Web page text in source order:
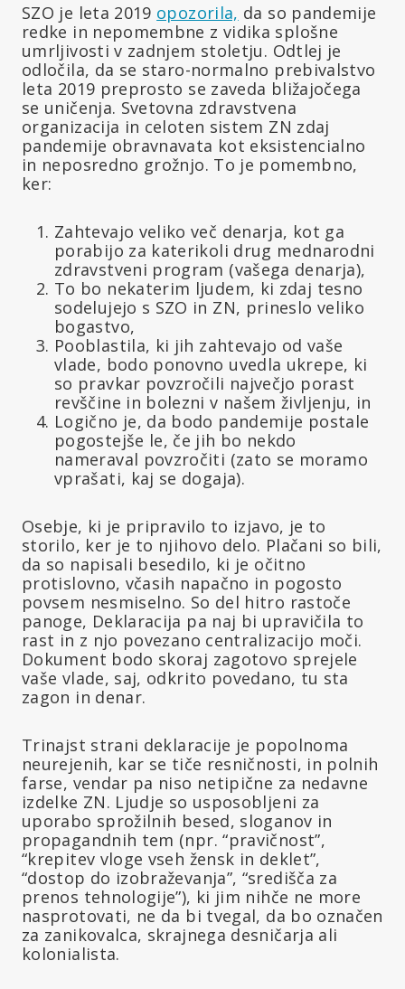
SZO je leta 2019 opozorila, da so pandemije
redke in nepomembne z vidika splošne
umrljivosti v zadnjem stoletju. Odtlej je
odločila, da se staro-normalno prebivalstvo
leta 2019 preprosto se zaveda bližajočega
se uničenja. Svetovna zdravstvena
organizacija in celoten sistem ZN zdaj
pandemije obravnavata kot eksistencialno
in neposredno grožnjo. To je pomembno,
ker:
Zahtevajo veliko več denarja, kot ga
porabijo za katerikoli drug mednarodni
zdravstveni program (vašega denarja),
To bo nekaterim ljudem, ki zdaj tesno
sodelujejo s SZO in ZN, prineslo veliko
bogastvo,
Pooblastila, ki jih zahtevajo od vaše
vlade, bodo ponovno uvedla ukrepe, ki
so pravkar povzročili največjo porast
revščine in bolezni v našem življenju, in
Logično je, da bodo pandemije postale
pogostejše le, če jih bo nekdo
nameraval povzročiti (zato se moramo
vprašati, kaj se dogaja).
Osebje, ki je pripravilo to izjavo, je to
storilo, ker je to njihovo delo. Plačani so bili,
da so napisali besedilo, ki je očitno
protislovno, včasih napačno in pogosto
povsem nesmiselno. So del hitro rastoče
panoge, Deklaracija pa naj bi upravičila to
rast in z njo povezano centralizacijo moči.
Dokument bodo skoraj zagotovo sprejele
vaše vlade, saj, odkrito povedano, tu sta
zagon in denar.
Trinajst strani deklaracije je popolnoma
neurejenih, kar se tiče resničnosti, in polnih
farse, vendar pa niso netipične za nedavne
izdelke ZN. Ljudje so usposobljeni za
uporabo sprožilnih besed, sloganov in
propagandnih tem (npr. “pravičnost”,
“krepitev vloge vseh žensk in deklet”,
“dostop do izobraževanja”, “središča za
prenos tehnologije”), ki jim nihče ne more
nasprotovati, ne da bi tvegal, da bo označen
za zanikovalca, skrajnega desničarja ali
kolonialista.